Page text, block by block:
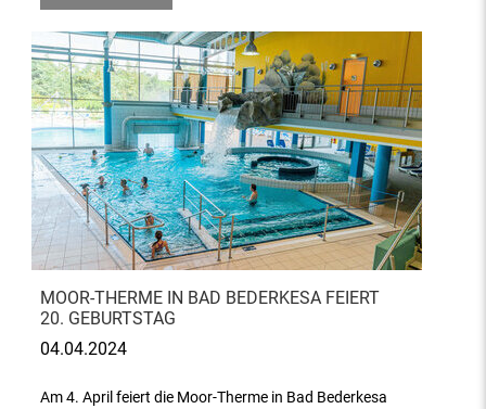
MOOR-THERME IN BAD BEDERKESA FEIERT
20. GEBURTSTAG
04.04.2024
Am 4. April feiert die Moor-Therme in Bad Bederkesa